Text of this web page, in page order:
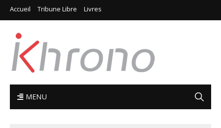
Accueil Tribune Libre Livres
MENU